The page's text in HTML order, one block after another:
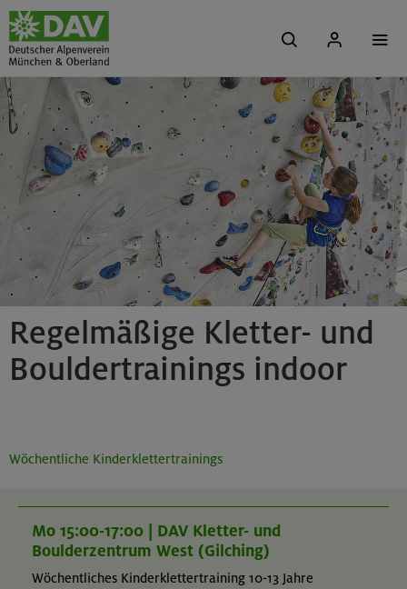
Regelmäßige Kletter- und
Bouldertrainings indoor
Wöchentliche Kinderklettertrainings
Mo 15:00-17:00 | DAV Kletter- und
Boulderzentrum West (Gilching)
Wöchentliches Kinderklettertraining 10-13 Jahre